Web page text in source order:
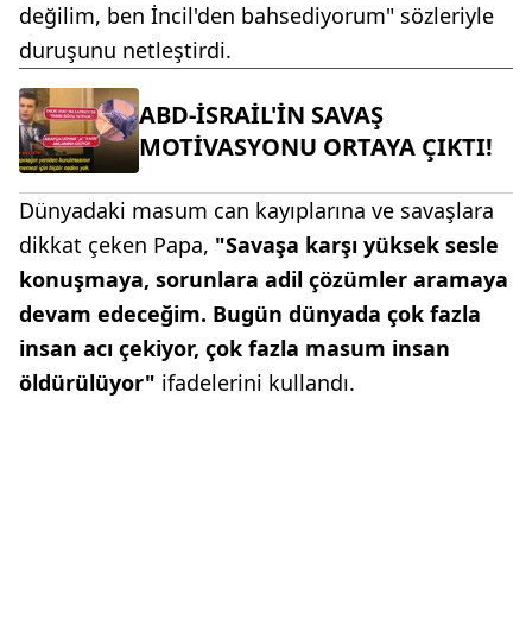
değilim, ben İncil'den bahsediyorum" sözleriyle
duruşunu netleştirdi.
ABD-İSRAİL'İN SAVAŞ
MOTİVASYONU ORTAYA ÇIKTI!
Dünyadaki masum can kayıplarına ve savaşlara
dikkat çeken Papa, "Savaşa karşı yüksek sesle
konuşmaya, sorunlara adil çözümler aramaya
devam edeceğim. Bugün dünyada çok fazla
insan acı çekiyor, çok fazla masum insan
öldürülüyor" ifadelerini kullandı.